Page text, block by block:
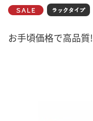
お手頃価格で高品質!